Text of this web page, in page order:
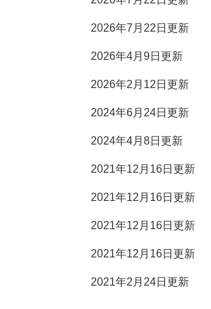
2026年7月22日更新
2026年4月9日更新
2026年2月12日更新
2024年6月24日更新
2024年4月8日更新
2021年12月16日更新
2021年12月16日更新
2021年12月16日更新
2021年12月16日更新
2021年2月24日更新